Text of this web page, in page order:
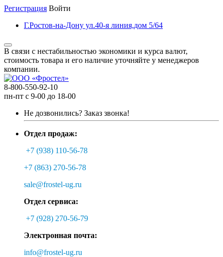
Регистрация Войти
Г.Ростов-на-Дону ул.40-я линия,дом 5/64
В связи с нестабильностью экономики и курса валют,
стоимость товара и его наличие уточняйте у менеджеров
компании.
8-800-550-92-10
пн-пт с 9-00 до 18-00
Не дозвонились? Заказ звонка!
Отдел продаж:
+7 (938) 110-56-78
+7 (863) 270-56-78
sale@frostel-ug.ru
Отдел сервиса:
+7 (928) 270-56-79
Электронная почта:
info@frostel-ug.ru